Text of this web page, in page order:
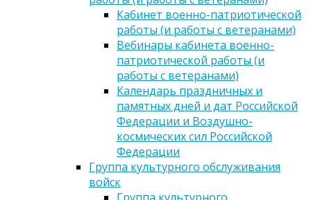
Кабинет военно-патриотической
работы (и работы с ветеранами)
Вебинары кабинета военно-
патриотической работы (и
работы с ветеранами)
Календарь праздничных и
памятных дней и дат Российской
Федерации и Воздушно-
космических сил Российской
Федерации
Группа культурного обслуживания
войск